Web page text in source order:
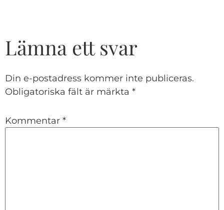
Lämna ett svar
Din e-postadress kommer inte publiceras.
Obligatoriska fält är märkta *
Kommentar *